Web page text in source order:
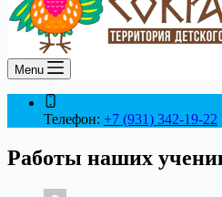
Menu
Телефон: +7 (931) 342-19-22
Работы наших